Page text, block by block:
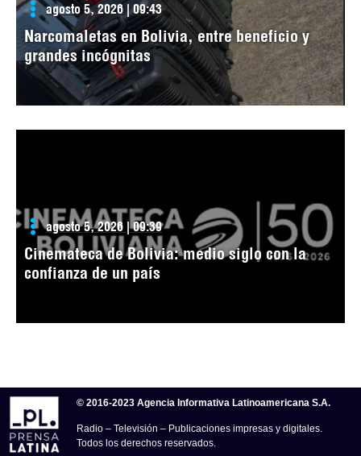
agosto 5, 2026 | 09:43
Narcomaletas en Bolivia, entre beneficio y
grandes incógnitas
agosto 5, 2026 | 09:39
Cinemateca de Bolivia: medio siglo con la
confianza de un país
© 2016-2023 Agencia Informativa Latinoamericana S.A.
Radio – Televisión – Publicaciones impresas y digitales.
Todos los derechos reservados.